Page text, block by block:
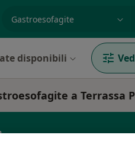
disponibili
a Terrassa